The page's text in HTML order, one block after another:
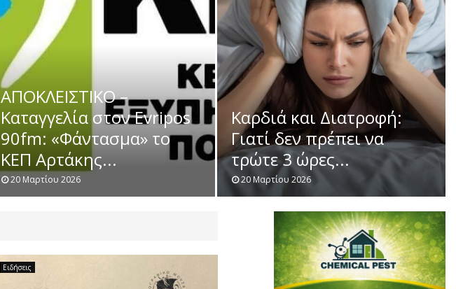
ΑΠΟΚΛΕΙΣΤΙΚΟ –
Καταγγελία στον Evripos
90fm: «Φάντασμα» το
ΚΕΠ Αρτάκης...
20 Μαρτίου 2026
Καρδιά και Διατροφή:
Γιατί δεν πρέπει να
τρώτε 3 ώρες...
20 Μαρτίου 2026
Ειδήσεις